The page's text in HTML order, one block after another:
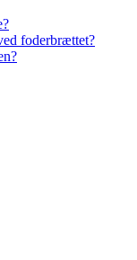
foderbrættet?